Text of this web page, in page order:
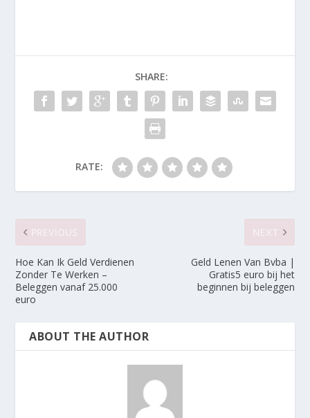
SHARE:
RATE:
Hoe Kan Ik Geld Verdienen
Zonder Te Werken –
Beleggen vanaf 25.000
euro
Geld Lenen Van Bvba |
Gratis5 euro bij het
beginnen bij beleggen
ABOUT THE AUTHOR